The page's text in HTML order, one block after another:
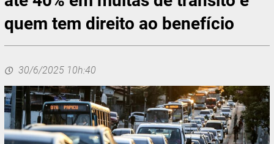
quem tem direito ao benefício
30/6/2025 10h:40